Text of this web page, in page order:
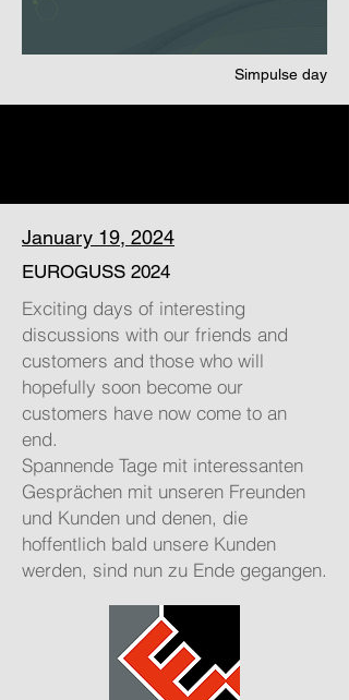
Simpulse day
January 19, 2024
EUROGUSS 2024
Exciting days of interesting
discussions with our friends and
customers and those who will
hopefully soon become our
customers have now come to an
end.
Spannende Tage mit interessanten
Gesprächen mit unseren Freunden
und Kunden und denen, die
hoffentlich bald unsere Kunden
werden, sind nun zu Ende gegangen.